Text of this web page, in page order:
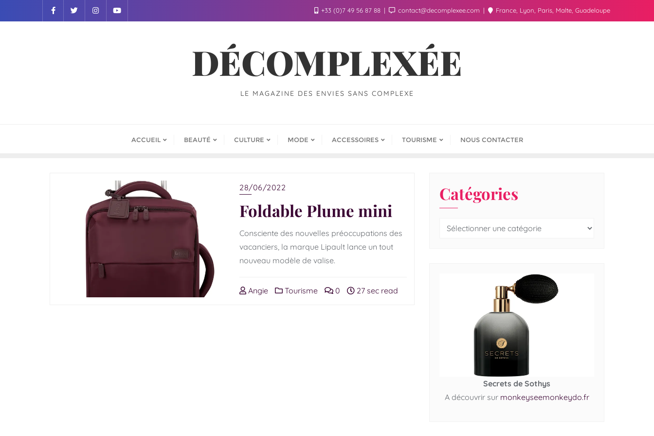
+33 (0)7 49 56 87 88 contact@decomplexee.com France, Lyon, Paris, Malte, Guadeloupe
DÉCOMPLEXÉE
LE MAGAZINE DES ENVIES SANS COMPLEXE
ACCUEIL BEAUTÉ CULTURE MODE ACCESSOIRES TOURISME NOUS CONTACTER
28/06/2022
Foldable Plume mini
Consciente des nouvelles préoccupations des
vacanciers, la marque Lipault lance un tout
nouveau modèle de valise.
Angie Tourisme 0 27 sec read
Catégories
Secrets de Sothys
A découvrir sur monkeyseemonkeydo.fr